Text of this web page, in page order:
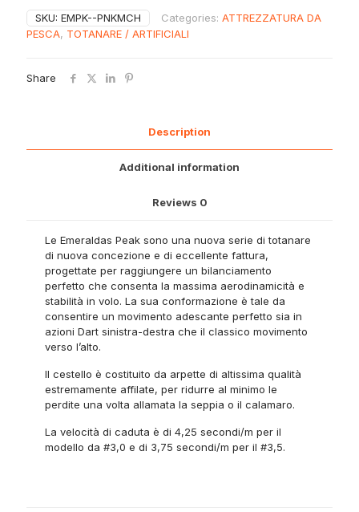
3.0
3.5
Pink
quantity
SKU: EMPK--PNKMCH Categories: ATTREZZATURA DA
PESCA, TOTANARE / ARTIFICIALI
Share
Description
Additional information
Reviews 0
Le Emeraldas Peak sono una nuova serie di totanare
di nuova concezione e di eccellente fattura,
progettate per raggiungere un bilanciamento
perfetto che consenta la massima aerodinamicità e
stabilità in volo. La sua conformazione è tale da
consentire un movimento adescante perfetto sia in
azioni Dart sinistra-destra che il classico movimento
verso l’alto.
Il cestello è costituito da arpette di altissima qualità
estremamente affilate, per ridurre al minimo le
perdite una volta allamata la seppia o il calamaro.
La velocità di caduta è di 4,25 secondi/m per il
modello da #3,0 e di 3,75 secondi/m per il #3,5.